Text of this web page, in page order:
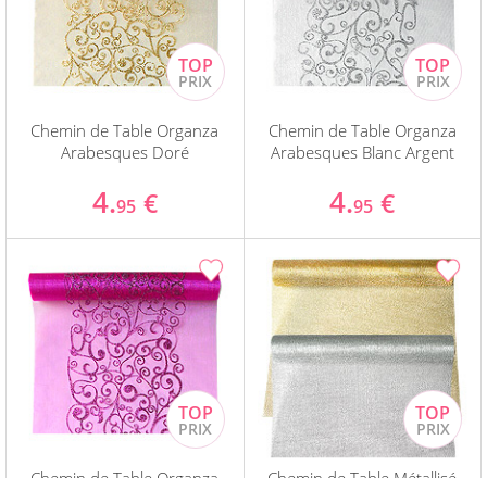
Chemin de Table Organza
Arabesques Doré
4.95 €
Chemin de Table Organza
Arabesques Blanc Argent
4.95 €